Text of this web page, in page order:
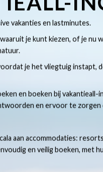
vakanties en lastminutes.
je kunt kiezen, of je nu
je het vliegtuig instapt,
en boeken bij vakantieall-
en ervoor te
aan accommodaties:
en veilig boeken, met